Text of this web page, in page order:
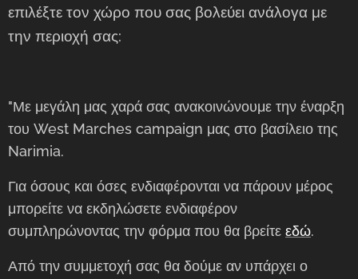
επιλέξτε τον χώρο που σας βολεύει ανάλογα με
την περιοχή σας:
"Με μεγάλη μας χαρά σας ανακοινώνουμε την έναρξη
του West Marches campaign μας στο βασίλειο της
Narimia.
Για όσους και όσες ενδιαφέρονται να πάρουν μέρος
μπορείτε να εκδηλώσετε ενδιαφέρον
συμπληρώνοντας την φόρμα που θα βρείτε εδώ.
Από την συμμετοχή σας θα δούμε αν υπάρχει ο